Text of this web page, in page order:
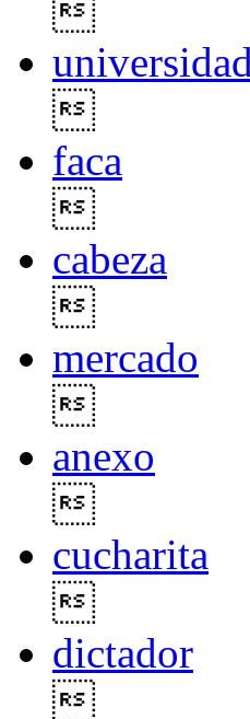
universidad
faca
cabeza
mercado
anexo
cucharita
dictador